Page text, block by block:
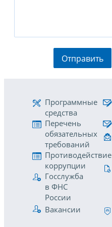
Отправить
Программные
средства
Перечень
обязательных
требований
Противодействие
коррупции
Госслужба
в ФНС
России
Вакансии